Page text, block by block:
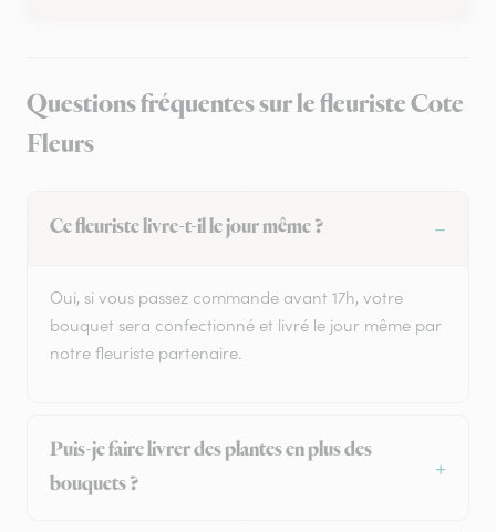
Questions fréquentes sur le fleuriste Cote
Fleurs
Ce fleuriste livre-t-il le jour même ?
Oui, si vous passez commande avant 17h, votre
bouquet sera confectionné et livré le jour même par
notre fleuriste partenaire.
Puis-je faire livrer des plantes en plus des
bouquets ?